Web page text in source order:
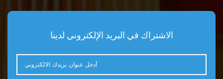
الاشتراك في البريد الإلكتروني لدينا